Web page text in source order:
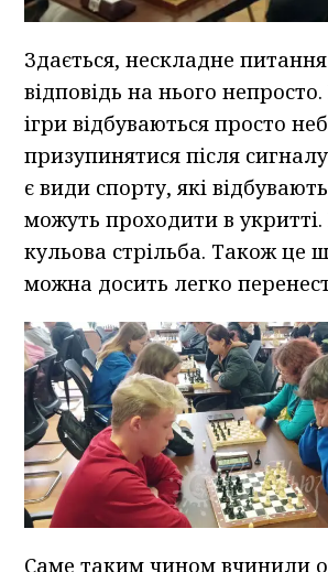
Здається, нескладне
відповідь на нього
ігри відбуваються просто
призупинятися після
є види спорту, які
можуть проходити в
кульова стрільба. Також це
можна досить легко
Саме таким чином вчинили